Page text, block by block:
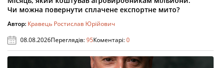
Чи можна повернути сплачене експортне мито?
Автор: Кравець Ростислав Юрійович
08.08.2026Переглядів:95Коментарі:0